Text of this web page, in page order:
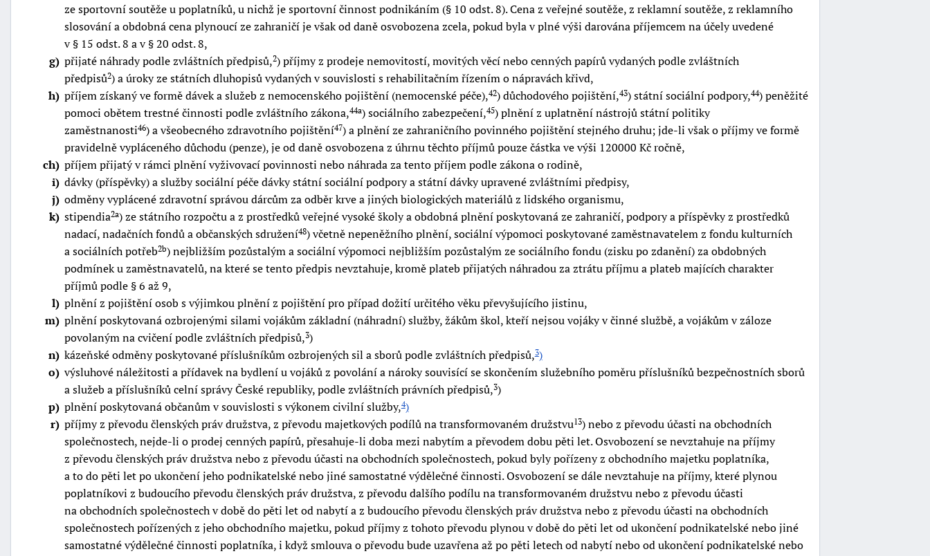
ze sportovní soutěže u poplatníků, u nichž je sportovní činnost podnikáním (§ 10 odst. 8). Cena z veřejné soutěže, z reklamní soutěže, z reklamního
slosování a obdobná cena plynoucí ze zahraničí je však od daně osvobozena zcela, pokud byla v plné výši darována příjemcem na účely uvedené
v § 15 odst. 8 a v § 20 odst. 8,
g přijaté náhrady podle zvláštních předpisů,2) příjmy z prodeje nemovitostí, movitých věcí nebo cenných papírů vydaných podle zvláštních
předpisů2) a úroky ze státních dluhopisů vydaných v souvislosti s rehabilitačním řízením o nápravách křivd,
h příjem získaný ve formě dávek a služeb z nemocenského pojištění (nemocenské péče),42) důchodového pojištění,43) státní sociální podpory,44) peněžité
pomoci obětem trestné činnosti podle zvláštního zákona,44a) sociálního zabezpečení,45) plnění z uplatnění nástrojů státní politiky
zaměstnanosti46) a všeobecného zdravotního pojištění47) a plnění ze zahraničního povinného pojištění stejného druhu; jde-li však o příjmy ve formě
pravidelně vypláceného důchodu (penze), je od daně osvobozena z úhrnu těchto příjmů pouze částka ve výši 120000 Kč ročně,
ch příjem přijatý v rámci plnění vyživovací povinnosti nebo náhrada za tento příjem podle zákona o rodině,
i dávky (příspěvky) a služby sociální péče dávky státní sociální podpory a státní dávky upravené zvláštními předpisy,
j odměny vyplácené zdravotní správou dárcům za odběr krve a jiných biologických materiálů z lidského organismu,
k stipendia2a) ze státního rozpočtu a z prostředků veřejné vysoké školy a obdobná plnění poskytovaná ze zahraničí, podpory a příspěvky z prostředků
nadací, nadačních fondů a občanských sdružení48) včetně nepeněžního plnění, sociální výpomoci poskytované zaměstnavatelem z fondu kulturních
a sociálních potřeb2b) nejbližším pozůstalým a sociální výpomoci nejbližším pozůstalým ze sociálního fondu (zisku po zdanění) za obdobných
podmínek u zaměstnavatelů, na které se tento předpis nevztahuje, kromě plateb přijatých náhradou za ztrátu příjmu a plateb majících charakter
příjmů podle § 6 až 9,
l plnění z pojištění osob s výjimkou plnění z pojištění pro případ dožití určitého věku převyšujícího jistinu,
m plnění poskytovaná ozbrojenými silami vojákům základní (náhradní) služby, žákům škol, kteří nejsou vojáky v činné službě, a vojákům v záloze
povolaným na cvičení podle zvláštních předpisů,3)
n kázeňské odměny poskytované příslušníkům ozbrojených sil a sborů podle zvláštních předpisů,3)
o výsluhové náležitosti a přídavek na bydlení u vojáků z povolání a nároky souvisící se skončením služebního poměru příslušníků bezpečnostních sborů
a služeb a příslušníků celní správy České republiky, podle zvláštních právních předpisů,3)
p plnění poskytovaná občanům v souvislosti s výkonem civilní služby,4)
r příjmy z převodu členských práv družstva, z převodu majetkových podílů na transformovaném družstvu13) nebo z převodu účasti na obchodních
společnostech, nejde-li o prodej cenných papírů, přesahuje-li doba mezi nabytím a převodem dobu pěti let. Osvobození se nevztahuje na příjmy
z převodu členských práv družstva nebo z převodu účasti na obchodních společnostech, pokud byly pořízeny z obchodního majetku poplatníka,
a to do pěti let po ukončení jeho podnikatelské nebo jiné samostatné výdělečné činnosti. Osvobození se dále nevztahuje na příjmy, které plynou
poplatníkovi z budoucího převodu členských práv družstva, z převodu dalšího podílu na transformovaném družstvu nebo z převodu účasti
na obchodních společnostech v době do pěti let od nabytí a z budoucího převodu členských práv družstva nebo z převodu účasti na obchodních
společnostech pořízených z jeho obchodního majetku, pokud příjmy z tohoto převodu plynou v době do pěti let od ukončení podnikatelské nebo jiné
samostatné výdělečné činnosti poplatníka, i když smlouva o převodu bude uzavřena až po pěti letech od nabytí nebo od ukončení podnikatelské nebo